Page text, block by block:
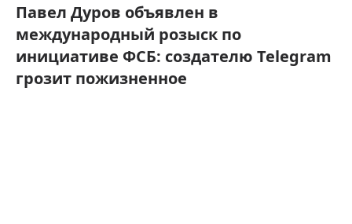
Павел Дуров объявлен в
международный розыск по
инициативе ФСБ: создателю Telegram
грозит пожизненное